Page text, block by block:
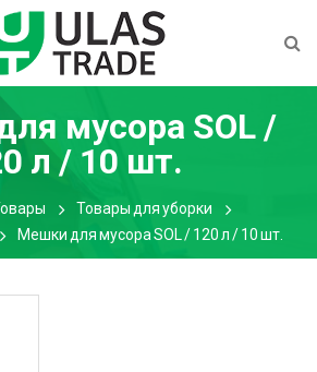
мусора SOL /
л / 10 шт.
Товары для уборки
Мешки для мусора SOL / 120 л / 10 шт.